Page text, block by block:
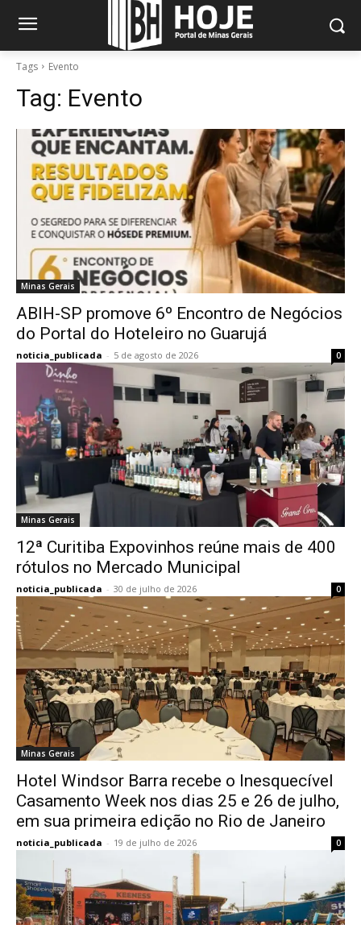
Tags Evento
Tag: Evento
Minas Gerais
ABIH-SP promove 6º Encontro de Negócios
do Portal do Hoteleiro no Guarujá
noticia_publicada - 5 de agosto de 2026 0
Minas Gerais
12ª Curitiba Expovinhos reúne mais de 400
rótulos no Mercado Municipal
noticia_publicada - 30 de julho de 2026 0
Minas Gerais
Hotel Windsor Barra recebe o Inesquecível
Casamento Week nos dias 25 e 26 de julho,
em sua primeira edição no Rio de Janeiro
noticia_publicada - 19 de julho de 2026 0